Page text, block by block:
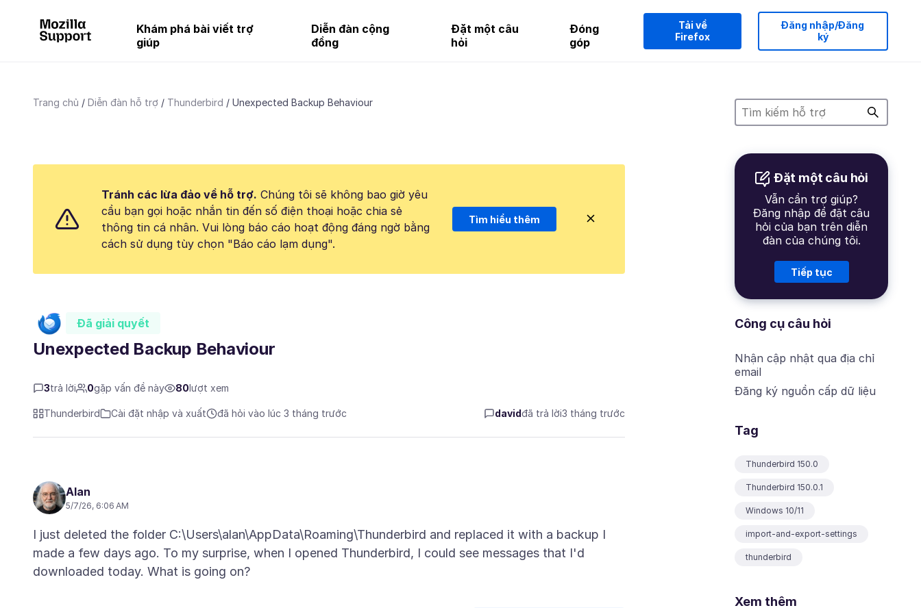
Khám phá bài viết trợ
giúp
Diễn đàn cộng
đồng
Đặt một câu
hỏi
Đóng
góp
Tải về
Firefox
Đăng nhập/Đăng
ký
Trang chủ Diễn đàn hỗ trợ Thunderbird Unexpected Backup Behaviour
Đặt một câu hỏi
Vẫn cần trợ giúp?
Đăng nhập để đặt câu
hỏi của bạn trên diễn
đàn của chúng tôi.
Tiếp tục
Công cụ câu hỏi
Nhận cập nhật qua địa chỉ
email
Đăng ký nguồn cấp dữ liệu
Tag
Thunderbird 150.0
Thunderbird 150.0.1
Windows 10/11
import-and-export-settings
thunderbird
Xem thêm
Tránh các lừa đảo về hỗ trợ. Chúng tôi sẽ không bao giờ yêu
cầu bạn gọi hoặc nhắn tin đến số điện thoại hoặc chia sẻ
thông tin cá nhân. Vui lòng báo cáo hoạt động đáng ngờ bằng
cách sử dụng tùy chọn "Báo cáo lạm dụng".
Tìm hiểu thêm
Đã giải quyết
Unexpected Backup Behaviour
3trả lời 0gặp vấn đề này 80lượt xem
Thunderbird Cài đặt nhập và xuất đã hỏi vào lúc 3 tháng trước davidđã trả lời3 tháng trước
Alan
5/7/26, 6:06 AM
I just deleted the folder C:\Users\alan\AppData\Roaming\Thunderbird and replaced it with a backup I
made a few days ago. To my surprise, when I opened Thunderbird, I could see messages that I'd